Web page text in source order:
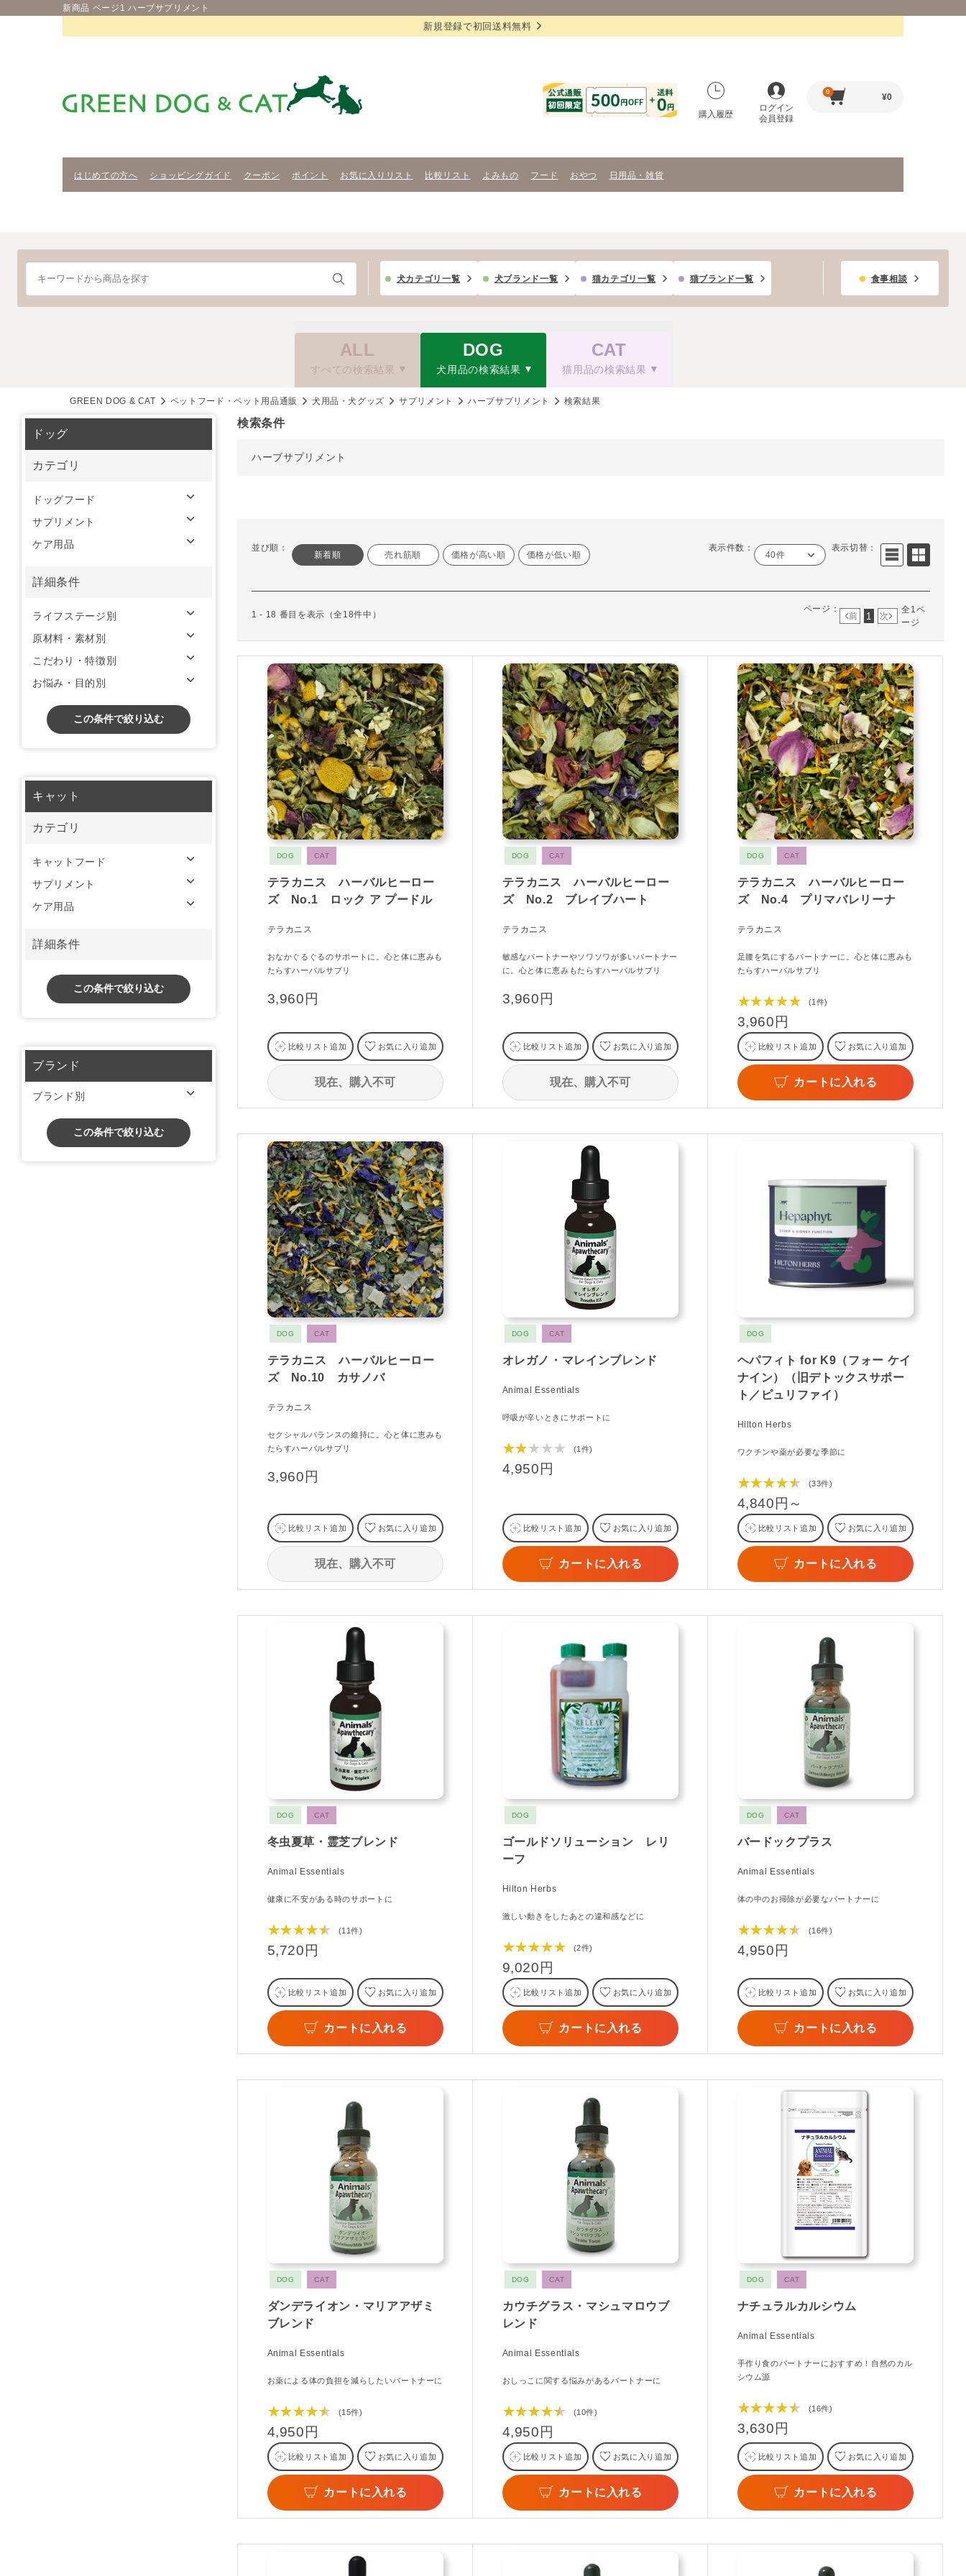
新商品 ページ1 ハーブサプリメント
新規登録で初回送料無料
購入履歴
ログイン
会員登録
0
¥0
はじめての方へ ショッピングガイド クーポン ポイント お気に入りリスト 比較リスト よみもの フード おやつ 日用品・雑貨
犬カテゴリ一覧 犬ブランド一覧 猫カテゴリ一覧 猫ブランド一覧 食事相談
ALL
すべての検索結果
DOG
犬用品の検索結果
CAT
猫用品の検索結果
GREEN DOG & CAT ペットフード・ペット用品通販 犬用品・犬グッズ サプリメント ハーブサプリメント 検索結果
検索条件
ハーブサプリメント
並び順：
新着順 売れ筋順 価格が高い順 価格が低い順
表示件数：
40件
表示切替：
1 - 18 番目を表示（全18件中）
ページ：
前 1 次
全1ペ
ージ
DOG CAT
テラカニス ハーバルヒーロー
ズ No.1 ロック ア プードル
テラカニス
おなかぐるぐるのサポートに。心と体に恵みも
たらすハーバルサプリ
3,960円
比較リスト追加 お気に入り追加
現在、購入不可
DOG CAT
テラカニス ハーバルヒーロー
ズ No.2 ブレイブハート
テラカニス
敏感なパートナーやソワソワが多いパートナー
に。心と体に恵みもたらすハーバルサプリ
3,960円
比較リスト追加 お気に入り追加
現在、購入不可
DOG CAT
テラカニス ハーバルヒーロー
ズ No.4 プリマバレリーナ
テラカニス
足腰を気にするパートナーに。心と体に恵みも
たらすハーバルサプリ
★★★★★ (1件)
3,960円
比較リスト追加 お気に入り追加
カートに入れる
DOG CAT
テラカニス ハーバルヒーロー
ズ No.10 カサノバ
テラカニス
セクシャルバランスの維持に。心と体に恵みも
たらすハーバルサプリ
3,960円
比較リスト追加 お気に入り追加
現在、購入不可
DOG CAT
オレガノ・マレインブレンド
Animal Essentials
呼吸が辛いときにサポートに
★★★★★ (1件)
4,950円
比較リスト追加 お気に入り追加
カートに入れる
DOG
ヘパフィト for K9（フォー ケイ
ナイン）（旧デトックスサポー
ト／ピュリファイ）
Hilton Herbs
ワクチンや薬が必要な季節に
★★★★★ (33件)
4,840円～
比較リスト追加 お気に入り追加
カートに入れる
DOG CAT
冬虫夏草・霊芝ブレンド
Animal Essentials
健康に不安がある時のサポートに
★★★★★ (11件)
5,720円
比較リスト追加 お気に入り追加
カートに入れる
DOG
ゴールドソリューション レリ
ーフ
Hilton Herbs
激しい動きをしたあとの違和感などに
★★★★★ (2件)
9,020円
比較リスト追加 お気に入り追加
カートに入れる
DOG CAT
バードックプラス
Animal Essentials
体の中のお掃除が必要なパートナーに
★★★★★ (16件)
4,950円
比較リスト追加 お気に入り追加
カートに入れる
DOG CAT
ダンデライオン・マリアアザミ
ブレンド
Animal Essentials
お薬による体の負担を減らしたいパートナーに
★★★★★ (15件)
4,950円
比較リスト追加 お気に入り追加
カートに入れる
DOG CAT
カウチグラス・マシュマロウブ
レンド
Animal Essentials
おしっこに関する悩みがあるパートナーに
★★★★★ (10件)
4,950円
比較リスト追加 お気に入り追加
カートに入れる
DOG CAT
ナチュラルカルシウム
Animal Essentials
手作り食のパートナーにおすすめ！自然のカル
シウム源
★★★★★ (16件)
3,630円
比較リスト追加 お気に入り追加
カートに入れる
ドッグ
カテゴリ
ドッグフード
サプリメント
ケア用品
詳細条件
ライフステージ別
原材料・素材別
こだわり・特徴別
お悩み・目的別
この条件で絞り込む
キャット
カテゴリ
キャットフード
サプリメント
ケア用品
詳細条件
この条件で絞り込む
ブランド
ブランド別
この条件で絞り込む